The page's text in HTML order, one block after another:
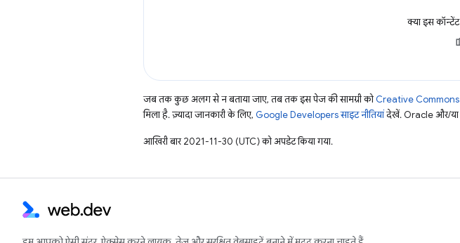
क्या इस
जब तक कुछ अलग से न बताया जाए, तब तक इस पेज की सामग्री कोCreative Commons
मिला है. ज़्यादा जानकारी के लिए, Google Developers साइट नीतियांदेखें. Oracle और/या
आखिरी बार 2021-11-30 (UTC) को अपडेट किया गया.